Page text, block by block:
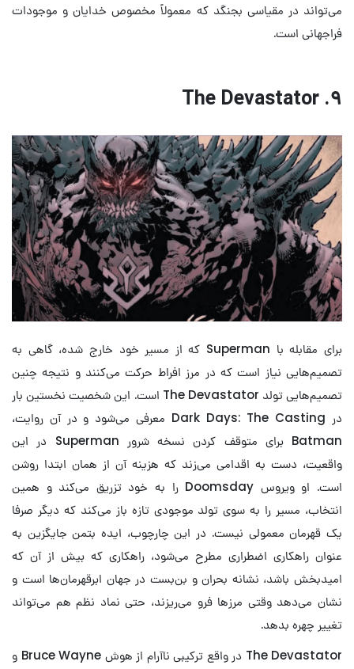
می‌تواند در مقیاسی بجنگد که معمولاً مخصوص خدایان و موجودات
فراجهانی است.
۹. The Devastator
برای مقابله با Superman که از مسیر خود خارج شده، گاهی به
تصمیم‌هایی نیاز است که در مرز افراط حرکت می‌کنند و نتیجه چنین
تصمیم‌هایی تولد The Devastator است. این شخصیت نخستین بار
در Dark Days: The Casting معرفی می‌شود و در آن روایت،
Batman برای متوقف کردن نسخه شرور Superman در این
واقعیت، دست به اقدامی می‌زند که هزینه آن از همان ابتدا روشن
است. او ویروس Doomsday را به خود تزریق می‌کند و همین
انتخاب، مسیر را به سوی تولد موجودی تازه باز می‌کند که دیگر صرفا
یک قهرمان معمولی نیست. در این چارچوب، ایده بتمن جایگزین به
عنوان راهکاری اضطراری مطرح می‌شود، راهکاری که بیش از آن که
امیدبخش باشد، نشانه بحران و بن‌بست در جهان ابرقهرمان‌ها است و
نشان می‌دهد وقتی مرزها فرو می‌ریزند، حتی نماد نظم هم می‌تواند
تغییر چهره بدهد.
The Devastator در واقع ترکیبی ناآرام از هوش Bruce Wayne و